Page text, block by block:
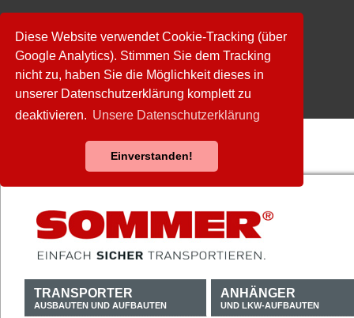
Diese Website verwendet Cookie-Tracking (über
Google Analytics). Stimmen Sie dem Tracking
nicht zu, haben Sie die Möglichkeit dieses in
unserer Datenschutzerklärung komplett zu
deaktivieren. Unsere Datenschutzerklärung
Einverstanden!
TRANSPORTER
AUSBAUTEN UND AUFBAUTEN
ANHÄNGER
UND LKW-AUFBAUTEN